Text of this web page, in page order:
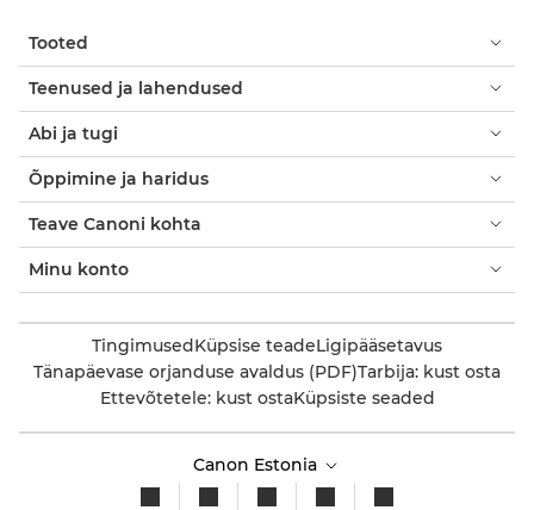
Tooted
Teenused ja lahendused
Abi ja tugi
Õppimine ja haridus
Teave Canoni kohta
Minu konto
TingimusedKüpsise teadeLigipääsetavus
Tänapäevase orjanduse avaldus (PDF)Tarbija: kust osta
Ettevõtetele: kust ostaKüpsiste seaded
Canon Estonia